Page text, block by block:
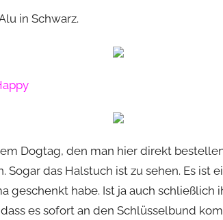
in Schwarz.
Dogtag, den man hier direkt
Sogar das Halstuch ist zu sehen. Es ist
geschenkt habe. Ist ja auch schließlich
es sofort an den Schlüsselbund